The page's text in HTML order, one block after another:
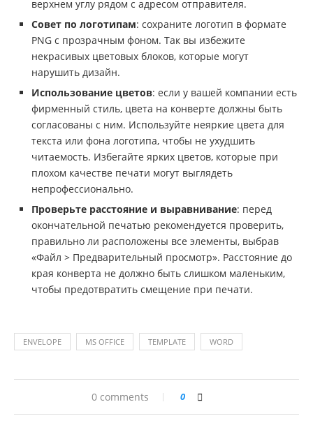
верхнем углу рядом с адресом отправителя.
Совет по логотипам: сохраните логотип в формате
PNG с прозрачным фоном. Так вы избежите
некрасивых цветовых блоков, которые могут
нарушить дизайн.
Использование цветов: если у вашей компании есть
фирменный стиль, цвета на конверте должны быть
согласованы с ним. Используйте неяркие цвета для
текста или фона логотипа, чтобы не ухудшить
читаемость. Избегайте ярких цветов, которые при
плохом качестве печати могут выглядеть
непрофессионально.
Проверьте расстояние и выравнивание: перед
окончательной печатью рекомендуется проверить,
правильно ли расположены все элементы, выбрав
«Файл > Предварительный просмотр». Расстояние до
края конверта не должно быть слишком маленьким,
чтобы предотвратить смещение при печати.
ENVELOPE MS OFFICE TEMPLATE WORD
0 comments 0